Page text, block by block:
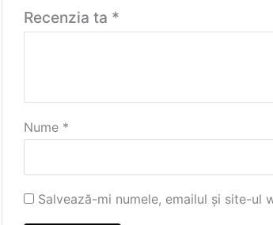
Recenzia ta *
Nume *
Salvează-mi numele, emailul și site-